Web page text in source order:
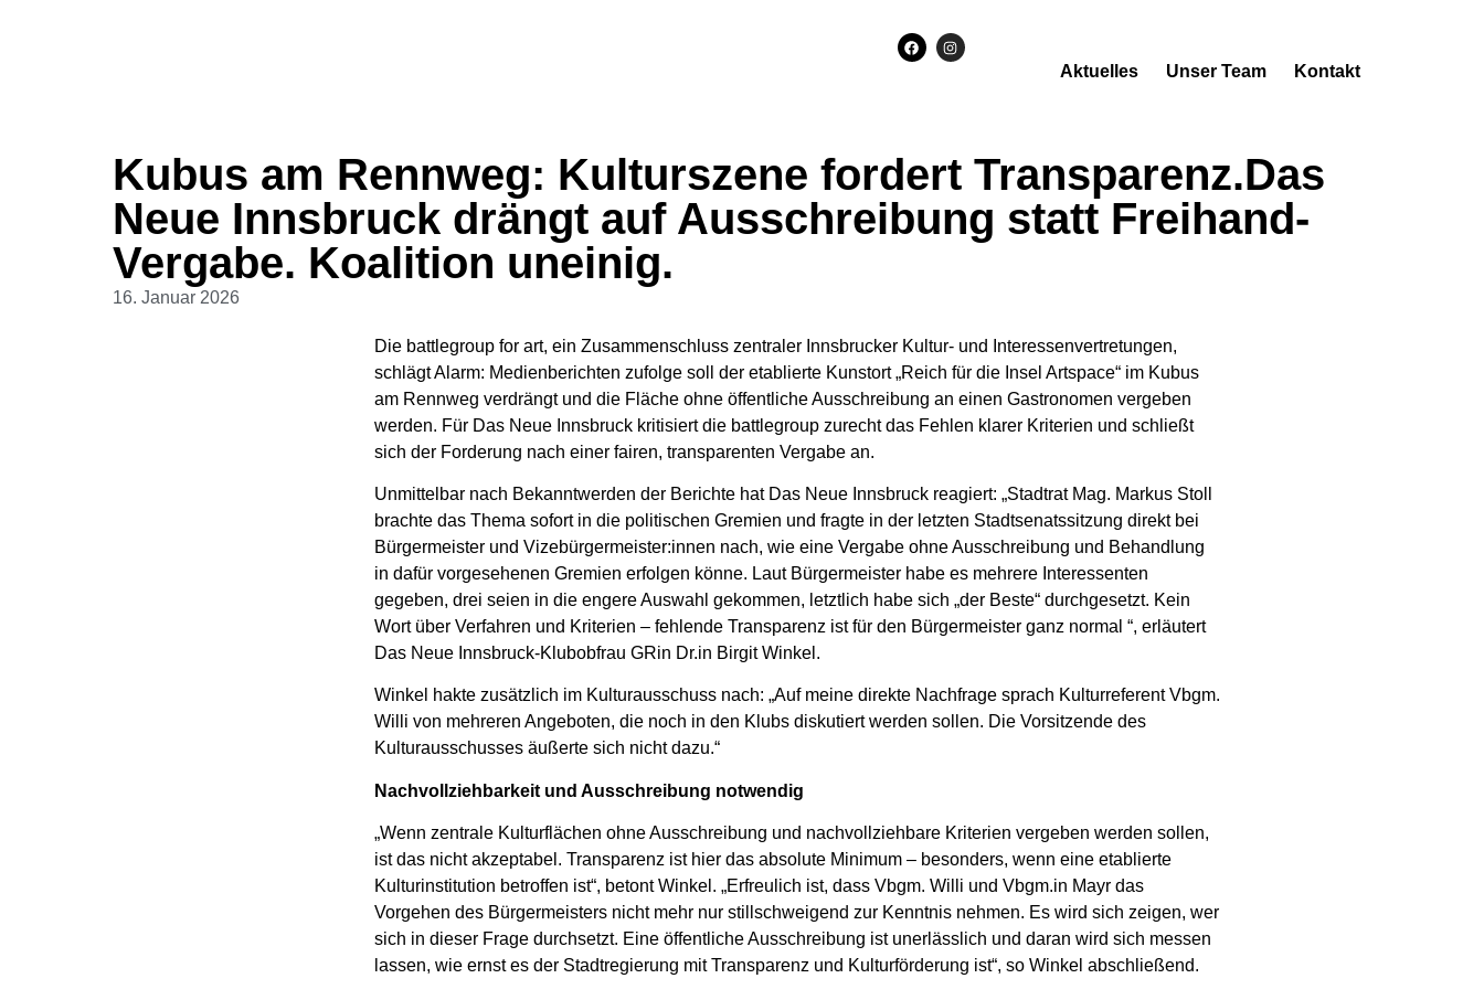
Aktuelles Unser Team Kontakt
Kubus am Rennweg: Kulturszene fordert Transparenz.Das
Neue Innsbruck drängt auf Ausschreibung statt Freihand-
Vergabe. Koalition uneinig.
16. Januar 2026
Die battlegroup for art, ein Zusammenschluss zentraler Innsbrucker Kultur- und Interessenvertretungen,
schlägt Alarm: Medienberichten zufolge soll der etablierte Kunstort „Reich für die Insel Artspace“ im Kubus
am Rennweg verdrängt und die Fläche ohne öffentliche Ausschreibung an einen Gastronomen vergeben
werden. Für Das Neue Innsbruck kritisiert die battlegroup zurecht das Fehlen klarer Kriterien und schließt
sich der Forderung nach einer fairen, transparenten Vergabe an.
Unmittelbar nach Bekanntwerden der Berichte hat Das Neue Innsbruck reagiert: „Stadtrat Mag. Markus Stoll
brachte das Thema sofort in die politischen Gremien und fragte in der letzten Stadtsenatssitzung direkt bei
Bürgermeister und Vizebürgermeister:innen nach, wie eine Vergabe ohne Ausschreibung und Behandlung
in dafür vorgesehenen Gremien erfolgen könne. Laut Bürgermeister habe es mehrere Interessenten
gegeben, drei seien in die engere Auswahl gekommen, letztlich habe sich „der Beste“ durchgesetzt. Kein
Wort über Verfahren und Kriterien – fehlende Transparenz ist für den Bürgermeister ganz normal “, erläutert
Das Neue Innsbruck-Klubobfrau GRin Dr.in Birgit Winkel.
Winkel hakte zusätzlich im Kulturausschuss nach: „Auf meine direkte Nachfrage sprach Kulturreferent Vbgm.
Willi von mehreren Angeboten, die noch in den Klubs diskutiert werden sollen. Die Vorsitzende des
Kulturausschusses äußerte sich nicht dazu.“
Nachvollziehbarkeit und Ausschreibung notwendig
„Wenn zentrale Kulturflächen ohne Ausschreibung und nachvollziehbare Kriterien vergeben werden sollen,
ist das nicht akzeptabel. Transparenz ist hier das absolute Minimum – besonders, wenn eine etablierte
Kulturinstitution betroffen ist“, betont Winkel. „Erfreulich ist, dass Vbgm. Willi und Vbgm.in Mayr das
Vorgehen des Bürgermeisters nicht mehr nur stillschweigend zur Kenntnis nehmen. Es wird sich zeigen, wer
sich in dieser Frage durchsetzt. Eine öffentliche Ausschreibung ist unerlässlich und daran wird sich messen
lassen, wie ernst es der Stadtregierung mit Transparenz und Kulturförderung ist“, so Winkel abschließend.